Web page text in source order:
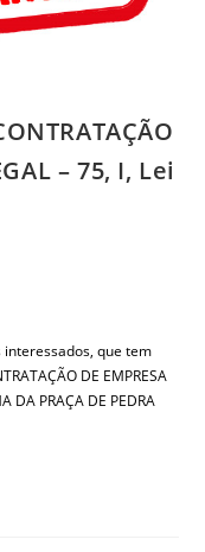
– 75, I, Lei
que tem
DE EMPRESA
DA PRAÇA DE PEDRA